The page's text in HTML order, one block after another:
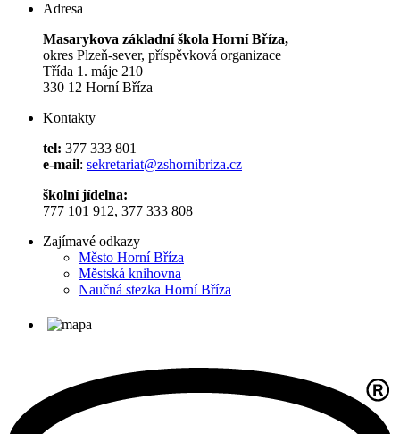
Adresa
Masarykova základní škola Horní Bříza,
okres Plzeň-sever, příspěvková organizace
Třída 1. máje 210
330 12 Horní Bříza
Kontakty
tel: 377 333 801
e-mail: sekretariat@zshornibriza.cz
školní jídelna:
777 101 912, 377 333 808
Zajímavé odkazy
Město Horní Bříza
Městská knihovna
Naučná stezka Horní Bříza